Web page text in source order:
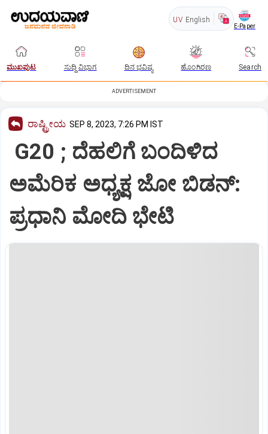
UV English
E-Paper
ಮುಖಪುಟ ಸುದ್ದಿ ವಿಭಾಗ ದಿನ ಭವಿಷ್ಯ ಹೊಂಗಿರಣ Search
ADVERTISEMENT
ರಾಷ್ಟ್ರೀಯ SEP 8, 2023, 7:26 PM IST
G20 ; ದೆಹಲಿಗೆ ಬಂದಿಳಿದ
ಅಮೆರಿಕ ಅಧ್ಯಕ್ಷ ಜೋ ಬಿಡನ್:
ಪ್ರಧಾನಿ ಮೋದಿ ಭೇಟಿ